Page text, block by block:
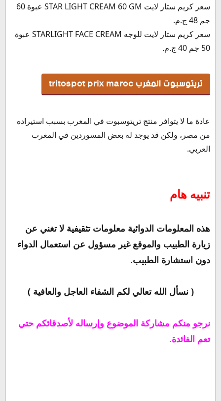
سعر كريم ستار لايت STAR LIGHT CREAM 60 GM عبوة 60
جم 48 ج.م.
سعر كريم ستار لايت للوجه STARLIGHT FACE CREAM عبوة
50 جم 40 ج.م.
تريتوسبوت المغرب tritospot prix maroc
عادة ما لا يتوافر منتج تريتوسبوت في المغرب بسبب استيراده
من مصر، ولكن قد يوجد له بعض المسوردين في المغرب
العربي.
تنبيه هام
هذه المعلومات الدوائية معلومات تثقيفية لا تغني عن
زيارة الطبيب والموقع غير مسؤول عن استعمال الدواء
دون استشارة الطبيب.
( نسأل الله تعالي لكم الشفاء العاجل والعافية )
نرجو منكم مشاركة الموضوع وإرساله لأصدقائكم حتي
تعم الفائدة.